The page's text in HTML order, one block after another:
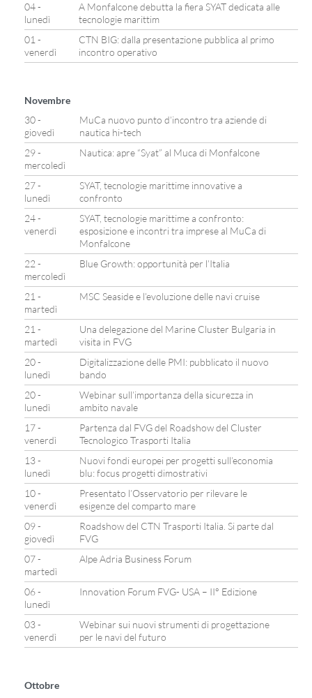
04 -
lunedì
A Monfalcone debutta la fiera SYAT dedicata alle
tecnologie marittim
01 -
venerdì
CTN BIG: dalla presentazione pubblica al primo
incontro operativo
Novembre
30 -
giovedì
MuCa nuovo punto d’incontro tra aziende di
nautica hi-tech
29 -
mercoledì
Nautica: apre “Syat” al Muca di Monfalcone
27 -
lunedì
SYAT, tecnologie marittime innovative a
confronto
24 -
venerdì
SYAT, tecnologie marittime a confronto:
esposizione e incontri tra imprese al MuCa di
Monfalcone
22 -
mercoledì
Blue Growth: opportunità per l’Italia
21 -
martedì
MSC Seaside e l’evoluzione delle navi cruise
21 -
martedì
Una delegazione del Marine Cluster Bulgaria in
visita in FVG
20 -
lunedì
Digitalizzazione delle PMI: pubblicato il nuovo
bando
20 -
lunedì
Webinar sull’importanza della sicurezza in
ambito navale
17 -
venerdì
Partenza dal FVG del Roadshow del Cluster
Tecnologico Trasporti Italia
13 -
lunedì
Nuovi fondi europei per progetti sull’economia
blu: focus progetti dimostrativi
10 -
venerdì
Presentato l’Osservatorio per rilevare le
esigenze del comparto mare
09 -
giovedì
Roadshow del CTN Trasporti Italia. Si parte dal
FVG
07 -
martedì
Alpe Adria Business Forum
06 -
lunedì
Innovation Forum FVG- USA – II° Edizione
03 -
venerdì
Webinar sui nuovi strumenti di progettazione
per le navi del futuro
Ottobre